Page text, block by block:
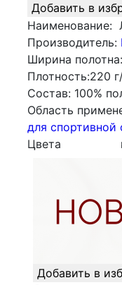
Добавить в
Наименование:
Производитель:
Ширина полотна:
Плотность:220
Состав: 100%
Облаcть
для
Цвета
Добавить в